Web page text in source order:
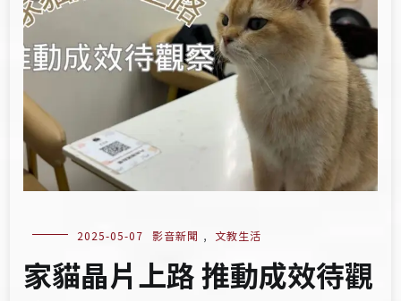
2025-05-07 影音新聞 , 文教生活
家貓晶片上路 推動成效待觀